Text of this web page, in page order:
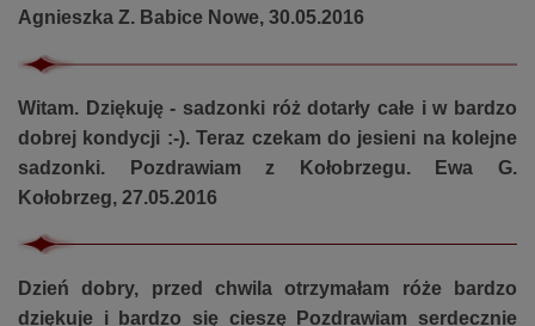
Agnieszka Z. Babice Nowe, 30.05.2016
Witam. Dziękuję - sadzonki róż dotarły całe i w bardzo
dobrej kondycji :-). Teraz czekam do jesieni na kolejne
sadzonki. Pozdrawiam z Kołobrzegu. Ewa G.
Kołobrzeg, 27.05.2016
Dzień dobry, przed chwila otrzymałam róże bardzo
dziękuje i bardzo się cieszę Pozdrawiam serdecznie